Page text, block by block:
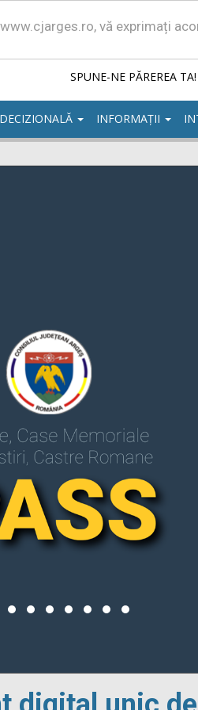
vă exprimați
SPUNE-NE PĂREREA TA!
INFORMAȚII